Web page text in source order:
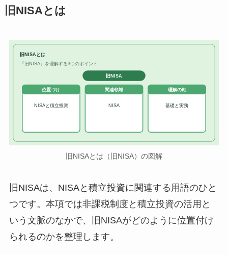
旧NISAとは
旧NISAとは
『旧NISA』を理解する3つのポイント
旧NISA
位置づけ
NISAと積立投資
関連領域
NISA
理解の軸
基礎と実務
旧NISAとは（旧NISA）の図解
旧NISAは、NISAと積立投資に関連する用語のひと
つです。本項では非課税制度と積立投資の活用と
いう文脈のなかで、旧NISAがどのように位置付け
られるのかを整理します。